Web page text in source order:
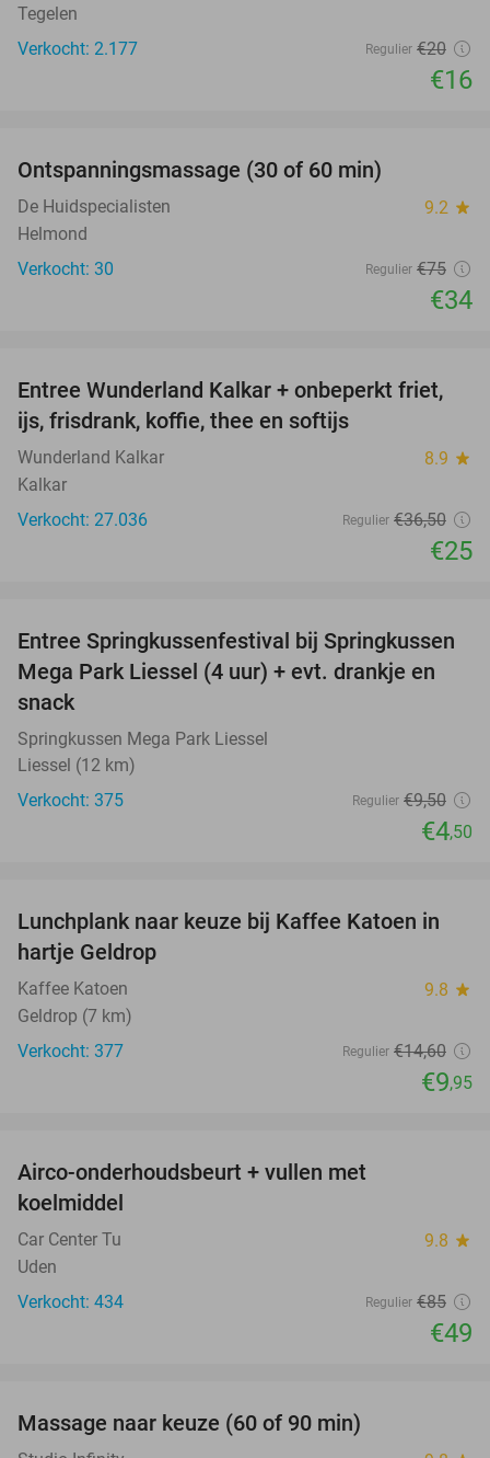
Tegelen
Verkocht: 2.177
Regulier €20
€16
Ontspanningsmassage (30 of 60 min)
De Huidspecialisten 9.2 star
Helmond
Verkocht: 30
Regulier €75
€34
32%
Entree Wunderland Kalkar + onbeperkt friet,
ijs, frisdrank, koffie, thee en softijs
Wunderland Kalkar 8.9 star
Kalkar
Verkocht: 27.036
Regulier €36,50
€25
53%
Entree Springkussenfestival bij Springkussen
Mega Park Liessel (4 uur) + evt. drankje en
snack
Springkussen Mega Park Liessel
Liessel (12 km)
Verkocht: 375
Regulier €9,50
€4,50
32%
Lunchplank naar keuze bij Kaffee Katoen in
hartje Geldrop
Kaffee Katoen 9.8 star
Geldrop (7 km)
Verkocht: 377
Regulier €14,60
€9,95
Airco-onderhoudsbeurt + vullen met
koelmiddel
Car Center Tu 9.8 star
Uden
Verkocht: 434
Regulier €85
€49
Massage naar keuze (60 of 90 min)